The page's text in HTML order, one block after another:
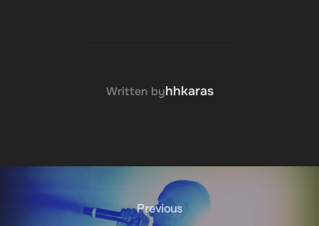
POST AUTHOR
Written byhhkaras
wpisu
Previous
Previous